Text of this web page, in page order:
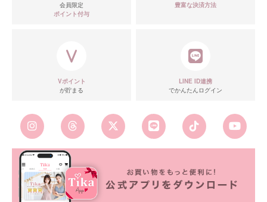
会員限定
ポイント付与
豊富な決済方法
Vポイント
が貯まる
LINE ID連携
でかんたんログイン